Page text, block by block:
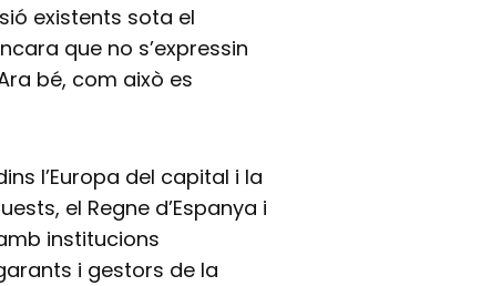
existents sota el
que no s’expressin
bé, com això es
l’Europa del capital i la
el Regne d’Espanya i
institucions
garants i gestors de la